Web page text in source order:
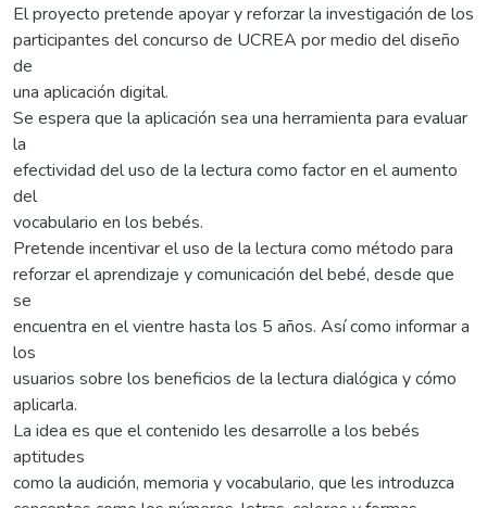
El proyecto pretende apoyar y reforzar la investigación de los
participantes del concurso de UCREA por medio del diseño
de
una aplicación digital.
Se espera que la aplicación sea una herramienta para evaluar
la
efectividad del uso de la lectura como factor en el aumento
del
vocabulario en los bebés.
Pretende incentivar el uso de la lectura como método para
reforzar el aprendizaje y comunicación del bebé, desde que
se
encuentra en el vientre hasta los 5 años. Así como informar a
los
usuarios sobre los beneficios de la lectura dialógica y cómo
aplicarla.
La idea es que el contenido les desarrolle a los bebés
aptitudes
como la audición, memoria y vocabulario, que les introduzca